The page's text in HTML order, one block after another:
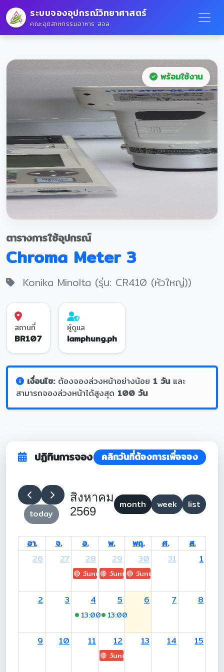
ระบบจองอุปกรณ์วิทยาศาสตร์
คณะอุตสาหกรรมอาหาร สจล.
พร้อมใช้งาน
ตารางการใช้อุปกรณ์
Chroma Meter 3
Konika Minolta (รุ่น: CR410 (หัวใหญ่))
สถานที่
BR107
ผู้ดูแล
lamphung.ph
เงื่อนไข:ต้องจองล่วงหน้าอย่างน้อย 1 วันและ
สามารถจองล่วงหน้าได้สูงสุด 100 วัน
ปฏิทินการจอง คลิกวันที่ต้องการเพื่อจอง
today
สิงหาคม
2569
month week list
อา. จ. อ. พ. พฤ. ศ.
ส.
26
27 28
🔴 วันหยุด: H.M. King Maha Vajiralongkorn's
29
🔴 วันหยุด: Asanha Bucha Day
30
🔴 วันหยุด: Buddhist Lent
31 1
2 3 4
13:00-17:00 (อ.สุเมธี)
5
13:00
6 7 8
9 10 11 12
🔴 วันหยุด: H.M. Queen Sirikit The
13 14 15